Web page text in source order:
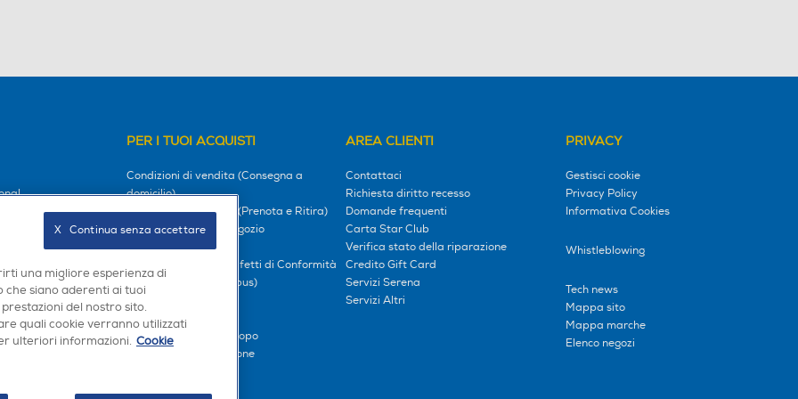
i nostri impegni
tuo mondo
PER I TUOI ACQUISTI
Condizioni di vendita (Consegna a
domicilio)
Condizioni di vendita (Prenota e Ritira)
Prenota e Ritira in Negozio
Garanzia Legale
Diritto di Recesso e Difetti di Conformità
Prezzi e Sconti (Omnibus)
Metodi di pagamento
Finanziamenti
Compra ora e paga dopo
Consegna e Installazione
AREA CLIENTI
Contattaci
Richiesta diritto recesso
Domande frequenti
Carta Star Club
Verifica stato della riparazione
Credito Gift Card
Servizi Serena
Servizi Altri
PRIVACY
Gestisci cookie
Privacy Policy
Informativa Cookies
Whistleblowing
Tech news
Mappa sito
Mappa marche
Elenco negozi
una migliore esperienza di
che siano aderenti ai tuoi
del nostro sito.
quali cookie verranno utilizzati
ulteriori informazioni. Cookie
X   Continua senza accettare